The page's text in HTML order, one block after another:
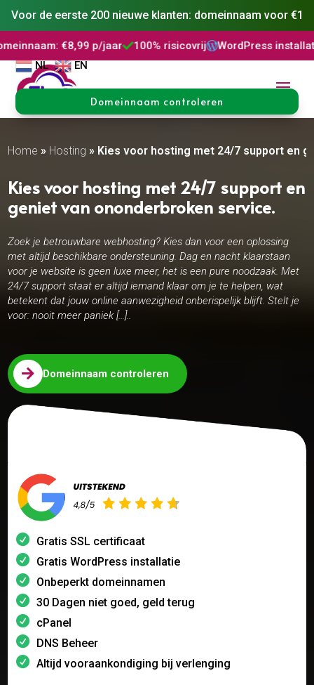
Voor de eerste 200 nieuwe klanten: domeinnaam voor €1
€8,99 p/jaar100% risicovrijWordPress installatie
NL
EN
Domeinnaam controleren
Home » Hosting » Kies voor hosting met 24/7 support en
Kies voor hosting met 24/7 support en
geniet van ononderbroken service.​
Zoek je betrouwbare webhosting? Kies dan voor een oplossing
met altijd beschikbare ondersteuning. Dag en nacht klaarstaan
voor je website is geen luxe meer, het is een pure noodzaak. Met
24/7 support staat er altijd iemand klaar om je te helpen, wat
betekent dat jouw online aanwezigheid onberispelijk blijft. Stelt je
voor: nooit meer paniek […]..
 Domeinnaam controleren
Gratis SSL certificaat
Gratis WordPress installatie
Onbeperkt domeinnamen
30 Dagen niet goed, geld terug
cPanel
DNS Beheer
Altijd vooraankondiging bij verlenging